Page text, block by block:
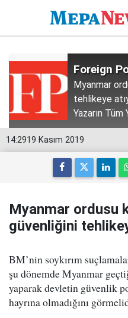
Foreign
Myanmar
tehlikeye
Yazarın Tüm
14:2919 Kasım 2019
Myanmar ordusu
güvenliğini
BM’nin soykırım
şu dönemde Myanmar
yaparak devletin güvenlik
hayrına olmadığını